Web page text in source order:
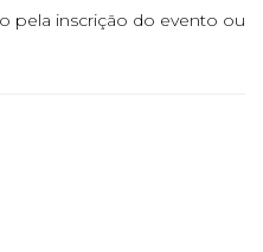
pela inscrição do evento ou